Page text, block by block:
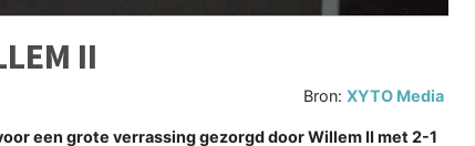
II
Bron:XYTO Media
een grote verrassing gezorgd door Willem II met 2-1